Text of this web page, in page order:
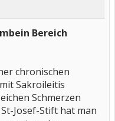
Bereich
chronischen
Sakroileitis
Schmerzen
Josef-Stift hat man